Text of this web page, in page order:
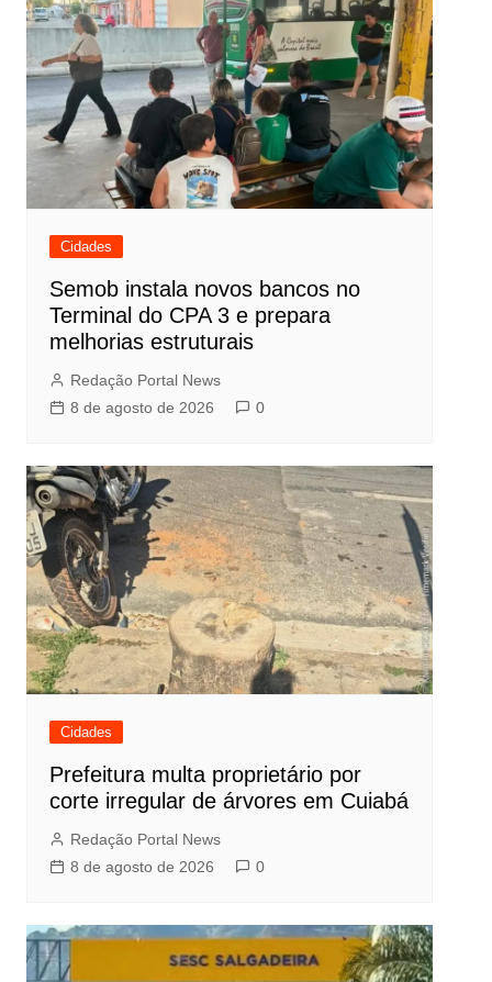
Cidades
Semob instala novos bancos no
Terminal do CPA 3 e prepara
melhorias estruturais
Redação Portal News
8 de agosto de 2026
0
Cidades
Prefeitura multa proprietário por
corte irregular de árvores em Cuiabá
Redação Portal News
8 de agosto de 2026
0